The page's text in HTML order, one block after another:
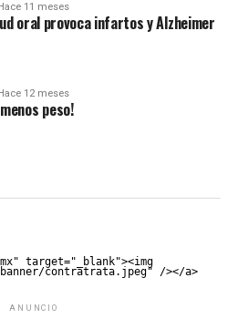
Hace 11 meses
oral provoca infartos y Alzheimer
Hace 12 meses
peso!
target="_blank"><img
contratrata.jpeg" /></a>
ANUNCIO